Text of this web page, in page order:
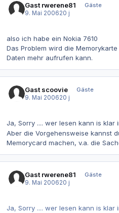
Gast rwerene81
Gäste
9. Mai 200620 j
also ich habe ein Nokia 7610
Das Problem wird die
Daten mehr aufrufen kann.
Gast scoovie
Gäste
9. Mai 200620 j
Ja, Sorry .... wer lesen kann is klar
Aber die Vorgehensweise kannst
Memorycard machen, v.a. die
Gast rwerene81
Gäste
9. Mai 200620 j
Ja, Sorry .... wer lesen kann is klar